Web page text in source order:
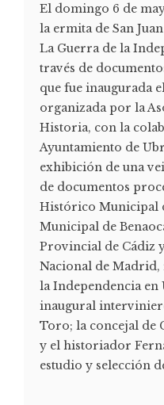
El domingo 6 de
la ermita de San
La Guerra de la
través de
que fue inaugurada
organizada por la
Historia, con la
Ayuntamiento de
exhibición de una
de documentos
Histórico Municipal
Municipal de
Provincial de Cádiz
Nacional de Madrid,
la Independencia en
inaugural
Toro; la concejal de
y el historiador
estudio y selección